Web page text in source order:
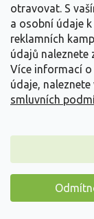
otravovat. S
a osobní údaje
reklamních
údajů naleznete
Více informací
údaje, naleznete
smluvních
Novinka